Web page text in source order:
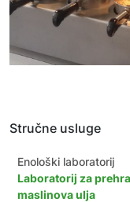
Stručne usluge
Enološki laboratorij
Laboratorij za
maslinova ulja